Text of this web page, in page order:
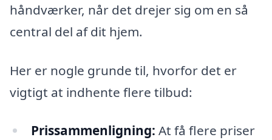
håndværker, når det drejer sig om en så
central del af dit hjem.
Her er nogle grunde til, hvorfor det er
vigtigt at indhente flere tilbud:
Prissammenligning: At få flere priser